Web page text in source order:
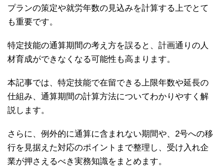
プランの策定や就労年数の見込みを計算する上でとて
も重要です。
特定技能の通算期間の考え方を誤ると、計画通りの人
材育成ができなくなる可能性も高まります。
本記事では、特定技能で在留できる上限年数や延長の
仕組み、通算期間の計算方法についてわかりやすく解
説します。
さらに、例外的に通算に含まれない期間や、2号への移
行を見据えた対応のポイントまで整理し、受け入れ企
業が押さえるべき実務知識をまとめます。